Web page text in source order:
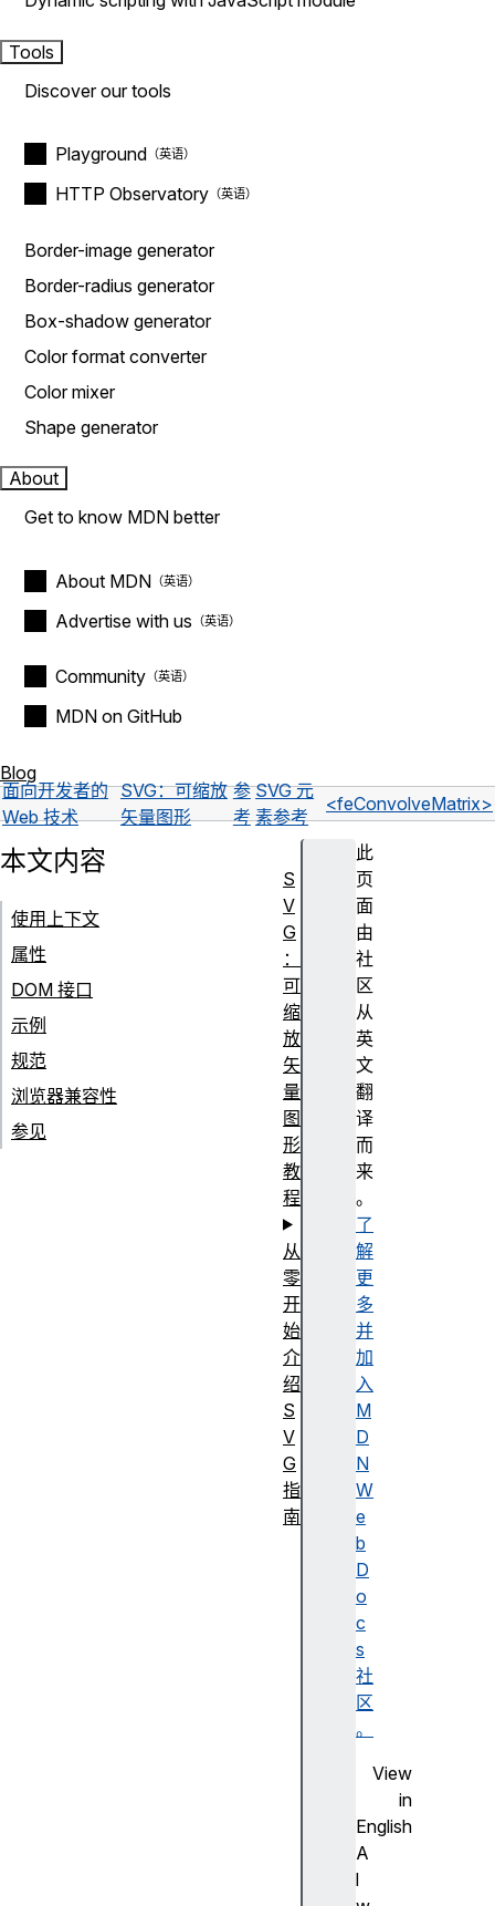
Tools
Discover our tools
Playground
HTTP Observatory
Border-image generator
Border-radius generator
Box-shadow generator
Color format converter
Color mixer
Shape generator
About
Get to know MDN better
About MDN
Advertise with us
Community
MDN on GitHub
Blog
面向开发者的
Web 技术
SVG：可缩放
矢量图形
参
考
SVG 元
素参考
<feConvolveMatrix>
此
页
面
由
社
区
从
英
文
翻
译
而
来
。
了
解
更
多
并
加
入
M
D
N
W
e
b
D
o
c
s
社
区
。
View
in
English
A
l
本文内容
使用上下文
属性
DOM 接口
示例
规范
浏览器兼容性
参见
S
V
G
：
可
缩
放
矢
量
图
形
教
程
从
零
开
始
介
绍
S
V
G
指
南